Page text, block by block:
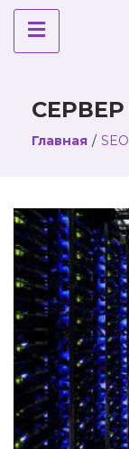
СЕРВЕР
Главная /